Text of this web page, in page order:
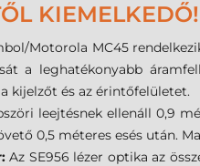
KIEMELKEDŐ!
Motorola MC45
a leghatékonyabb
kijelzőt és az érintőfelületet.
leejtésnek ellenáll 0,9
0,5 méteres esés után.
Az SE956 lézer optika az